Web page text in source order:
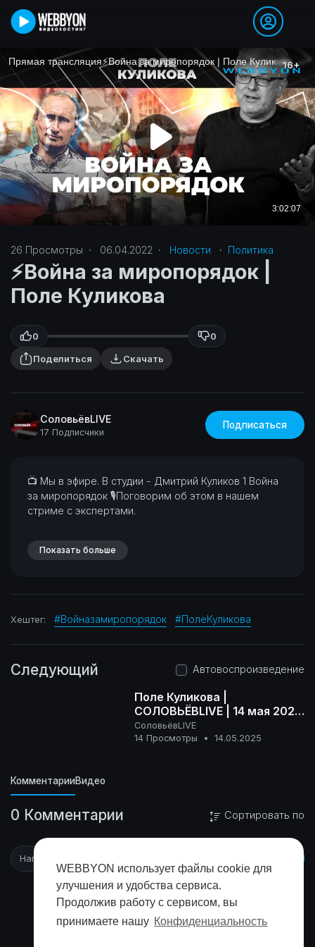
WEBBYON использует файлы cookie для
улучшения и удобства сервиса.
Продолжив работу с сервисом, вы
принимаете нашу Конфиденциальность
26 Просмотры · 06.04.2022 · Новости · Политика‎
⚡️Война за миропорядок |
Поле Куликова
0
0
Поделиться
Скачать
СоловьёвLIVE
17 Подписчики
Подписаться
⁣⁣📺 Мы в эфире. В студии - Дмитрий Куликов 1 Война
за миропорядок 🎙Поговорим об этом в нашем
стриме с экспертами.
Показать больше
Хештег: #Войназамиропорядок #ПолеКуликова
Следующий Автовоспроизведение
Поле Куликова |
СОЛОВЬЁВLIVE | 14 мая 2025
года
СоловьёвLIVE
14 Просмотры
• 14.05.2025
КомментарииВидео
0 Комментарии Сортировать по